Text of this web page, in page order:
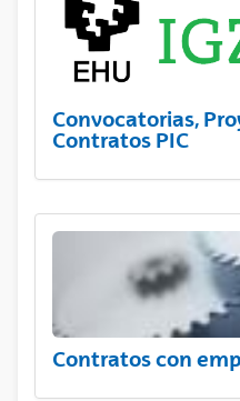
Convocatorias,
Contratos PIC
Contratos con